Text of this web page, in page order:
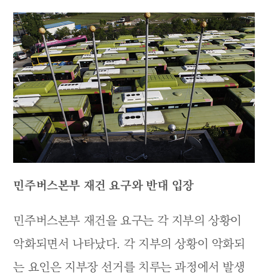
민주버스본부 재건 요구와 반대 입장
민주버스본부 재건을 요구는 각 지부의 상황이
악화되면서 나타났다. 각 지부의 상황이 악화되
는 요인은 지부장 선거를 치루는 과정에서 발생